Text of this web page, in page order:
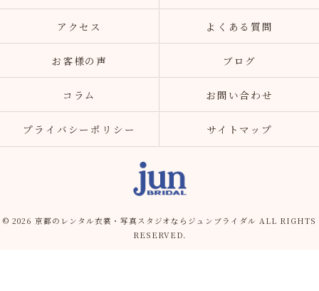
アクセス よくある質問
お客様の声 ブログ
コラム お問い合わせ
プライバシーポリシー サイトマップ
© 2026 京都のレンタル衣裳・写真スタジオならジュンブライダル ALL RIGHTS
RESERVED.